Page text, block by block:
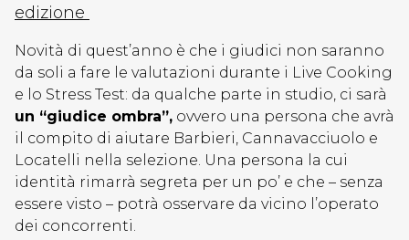
edizione
Novità di quest’anno è che i giudici non saranno
da soli a fare le valutazioni durante i Live Cooking
e lo Stress Test: da qualche parte in studio, ci sarà
un “giudice ombra”, ovvero una persona che avrà
il compito di aiutare Barbieri, Cannavacciuolo e
Locatelli nella selezione. Una persona la cui
identità rimarrà segreta per un po’ e che – senza
essere visto – potrà osservare da vicino l’operato
dei concorrenti.